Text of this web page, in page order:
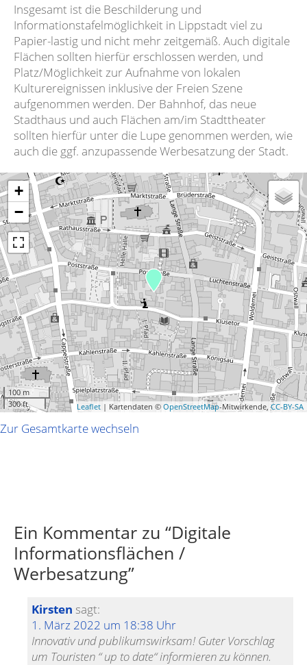
Insgesamt ist die Beschilderung und
Informationstafelmöglichkeit in Lippstadt viel zu
Papier-lastig und nicht mehr zeitgemäß. Auch digitale
Flächen sollten hierfür erschlossen werden, und
Platz/Möglichkeit zur Aufnahme von lokalen
Kulturereignissen inklusive der Freien Szene
aufgenommen werden. Der Bahnhof, das neue
Stadthaus und auch Flächen am/im Stadttheater
sollten hierfür unter die Lupe genommen werden, wie
auch die ggf. anzupassende Werbesatzung der Stadt.
+
−
100 m
300 ft
Leaflet | Kartendaten © OpenStreetMap-Mitwirkende,CC-BY-SA
Zur Gesamtkarte wechseln
Ein Kommentar zu “Digitale
Informationsflächen /
Werbesatzung”
Kirsten sagt:
1. März 2022 um 18:38 Uhr
Innovativ und publikumswirksam! Guter Vorschlag
um Touristen “ up to date“ informieren zu können.